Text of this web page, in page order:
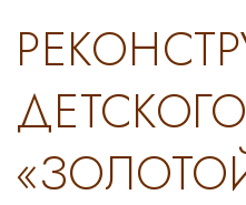
«ЗОЛОТОЙ
КЛЮЧИК»
МКУ ДСО ВГО
Заказчик